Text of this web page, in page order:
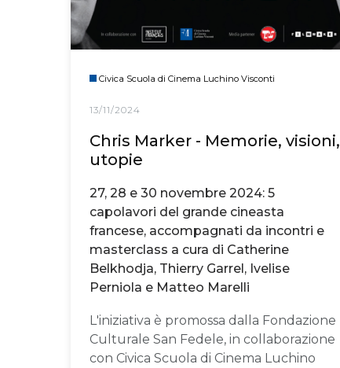
Civica Scuola di Cinema Luchino Visconti
13/11/2024
Chris Marker - Memorie, visioni,
utopie
27, 28 e 30 novembre 2024: 5
capolavori del grande cineasta
francese, accompagnati da incontri e
masterclass a cura di Catherine
Belkhodja, Thierry Garrel, Ivelise
Perniola e Matteo Marelli
L'iniziativa è promossa dalla Fondazione
Culturale San Fedele, in collaborazione
con Civica Scuola di Cinema Luchino